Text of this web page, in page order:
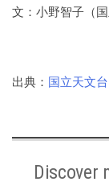
文：小野智子（
出典： 国立天文